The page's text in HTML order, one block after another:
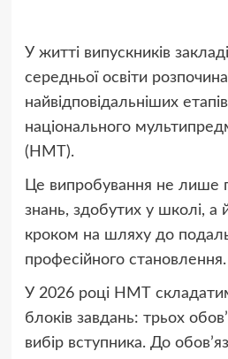
У житті випускників
середньої освіти
найвідповідальніших
національного
(НМТ).
Це випробування не лише
знань, здобутих у школі, а
кроком на шляху до
професійного становлення.
У 2026 році НМТ
блоків завдань: трьох
вибір вступника. До